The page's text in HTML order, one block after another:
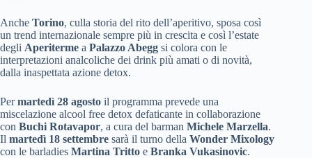
Anche Torino, culla storia del rito dell’aperitivo, sposa così
un trend internazionale sempre più in crescita e così l’estate
degli Aperiterme a Palazzo Abegg si colora con le
interpretazioni analcoliche dei drink più amati o di novità,
dalla inaspettata azione detox.
Permartedì 28 agosto il programma prevede una
miscelazione alcool free detox defaticante in collaborazione
con Buchi Rotavapor, a cura del barman Michele Marzella.
Il martedì 18 settembre sarà il turno della Wonder Mixology
con le barladies Martina Tritto e Branka Vukasinovic.